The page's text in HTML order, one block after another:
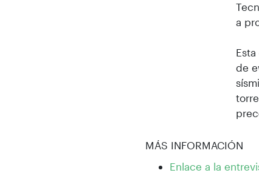
a
de
MÁS INFORMACIÓN
Enlace a la